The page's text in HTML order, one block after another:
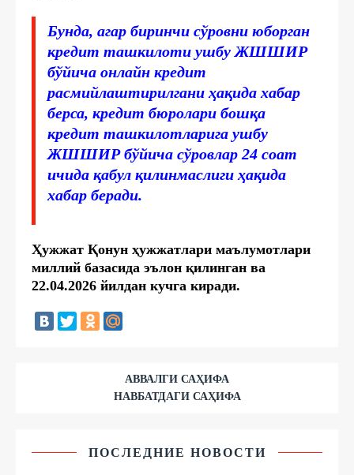
Бунда, агар биринчи сўровни юборган
кредит ташкилоти ушбу ЖШШИР
бўйича онлайн кредит
расмийлаштирилгани ҳақида хабар
берса, кредит бюролари бошқа
кредит ташкилотларига ушбу
ЖШШИР бўйича сўровлар 24 соат
ичида қабул қилинмаслиги ҳақида
хабар беради.
Ҳужжат Қонун ҳужжатлари маълумотлари
миллий базасида эълон қилинган ва
22.04.2026 йилдан кучга киради.
АВВАЛГИ САҲИФА
НАВБАТДАГИ САҲИФА
ПОСЛЕДНИЕ НОВОСТИ